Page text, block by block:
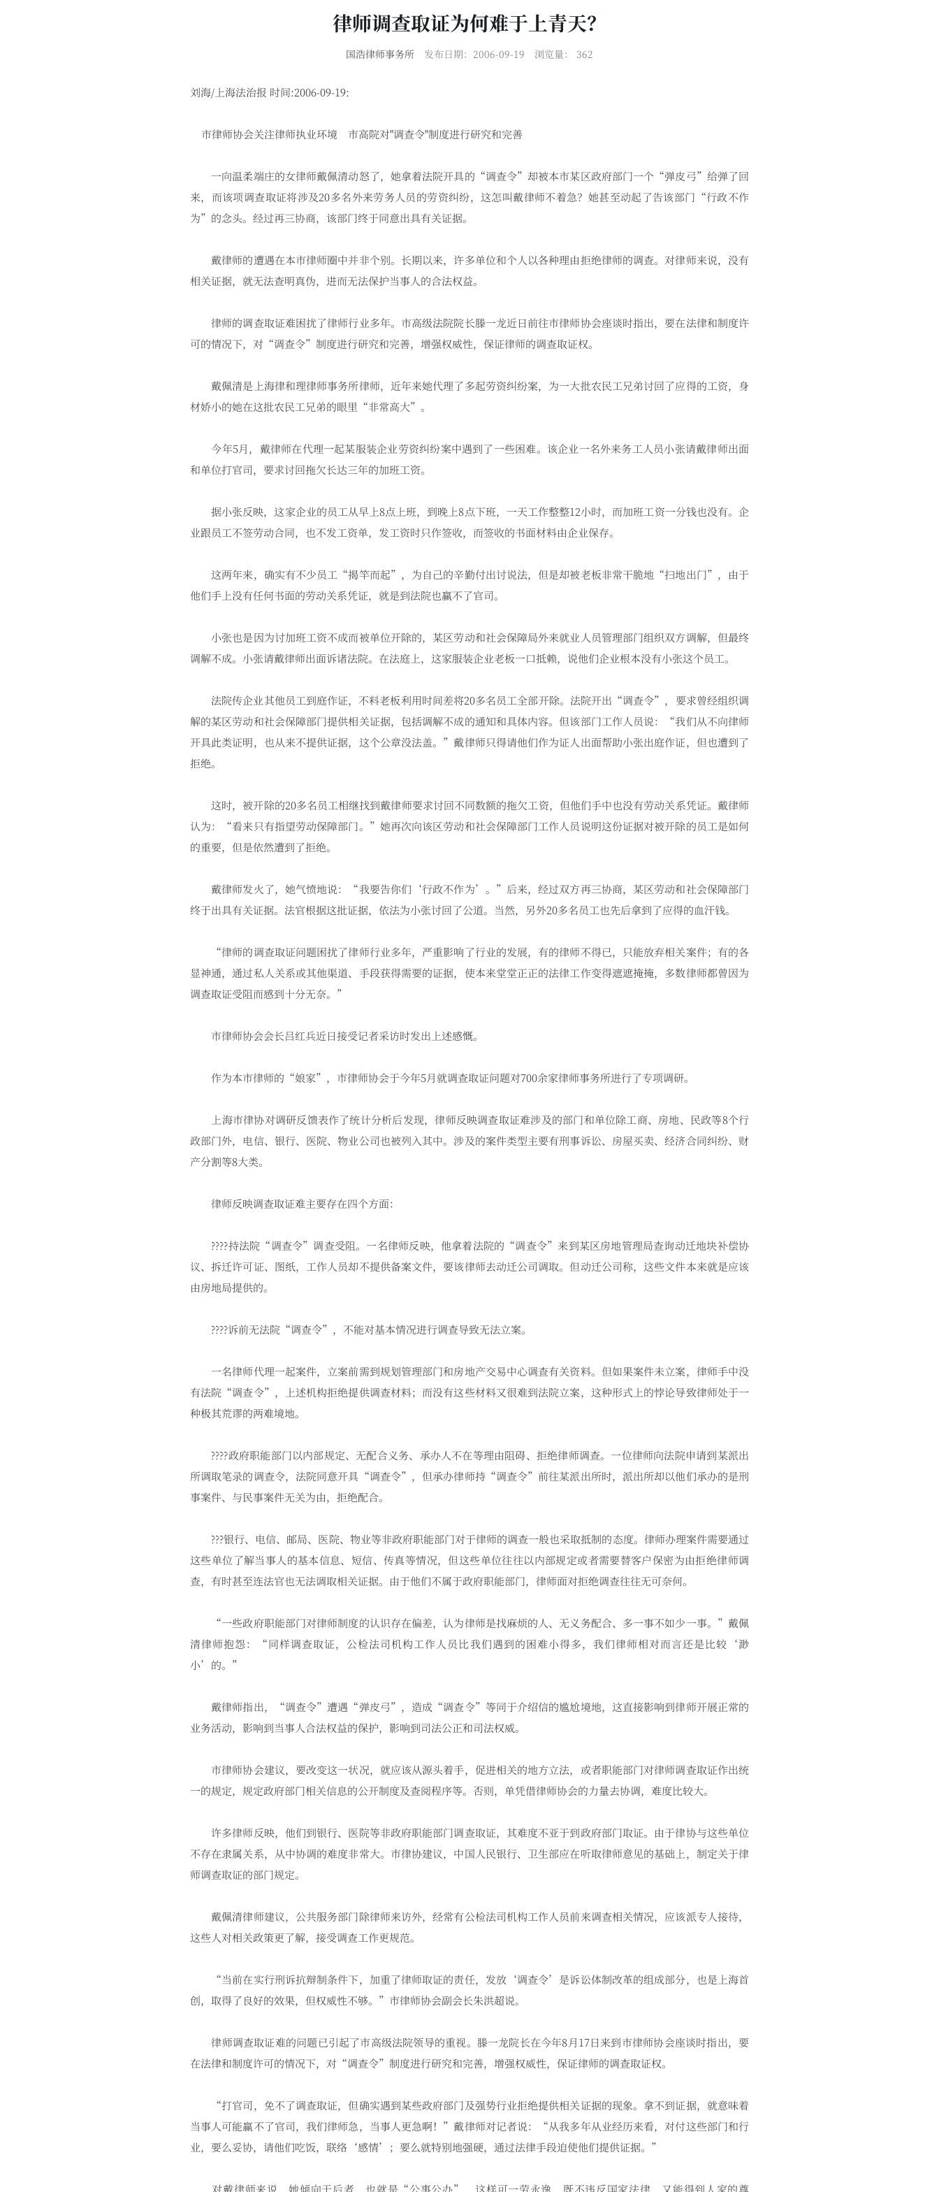
律师调查取证为何难于上青天？
国浩律师事务所 发布日期：2006-09-19 浏览量： 362
刘海/上海法治报 时间:2006-09-19:
市律师协会关注律师执业环境 市高院对"调查令"制度进行研究和完善
一向温柔端庄的女律师戴佩清动怒了，她拿着法院开具的“调查令”却被本市某区政府部门一个“弹皮弓”给弹了回
来，而该项调查取证将涉及20多名外来劳务人员的劳资纠纷，这怎叫戴律师不着急？她甚至动起了告该部门“行政不作
为”的念头。经过再三协商，该部门终于同意出具有关证据。
戴律师的遭遇在本市律师圈中并非个别。长期以来，许多单位和个人以各种理由拒绝律师的调查。对律师来说，没有
相关证据，就无法查明真伪，进而无法保护当事人的合法权益。
律师的调查取证难困扰了律师行业多年。市高级法院院长滕一龙近日前往市律师协会座谈时指出，要在法律和制度许
可的情况下，对“调查令”制度进行研究和完善，增强权威性，保证律师的调查取证权。
戴佩清是上海律和理律师事务所律师，近年来她代理了多起劳资纠纷案，为一大批农民工兄弟讨回了应得的工资，身
材娇小的她在这批农民工兄弟的眼里“非常高大”。
今年5月，戴律师在代理一起某服装企业劳资纠纷案中遇到了一些困难。该企业一名外来务工人员小张请戴律师出面
和单位打官司，要求讨回拖欠长达三年的加班工资。
据小张反映，这家企业的员工从早上8点上班，到晚上8点下班，一天工作整整12小时，而加班工资一分钱也没有。企
业跟员工不签劳动合同，也不发工资单，发工资时只作签收，而签收的书面材料由企业保存。
这两年来，确实有不少员工“揭竿而起”，为自己的辛勤付出讨说法，但是却被老板非常干脆地“扫地出门”，由于
他们手上没有任何书面的劳动关系凭证，就是到法院也赢不了官司。
小张也是因为讨加班工资不成而被单位开除的，某区劳动和社会保障局外来就业人员管理部门组织双方调解，但最终
调解不成。小张请戴律师出面诉诸法院。在法庭上，这家服装企业老板一口抵赖，说他们企业根本没有小张这个员工。
法院传企业其他员工到庭作证，不料老板利用时间差将20多名员工全部开除。法院开出“调查令”，要求曾经组织调
解的某区劳动和社会保障部门提供相关证据，包括调解不成的通知和具体内容。但该部门工作人员说：“我们从不向律师
开具此类证明，也从来不提供证据，这个公章没法盖。”戴律师只得请他们作为证人出面帮助小张出庭作证，但也遭到了
拒绝。
这时，被开除的20多名员工相继找到戴律师要求讨回不同数额的拖欠工资，但他们手中也没有劳动关系凭证。戴律师
认为：“看来只有指望劳动保障部门。”她再次向该区劳动和社会保障部门工作人员说明这份证据对被开除的员工是如何
的重要，但是依然遭到了拒绝。
戴律师发火了，她气愤地说：“我要告你们‘行政不作为’。”后来，经过双方再三协商，某区劳动和社会保障部门
终于出具有关证据。法官根据这批证据，依法为小张讨回了公道。当然，另外20多名员工也先后拿到了应得的血汗钱。
“律师的调查取证问题困扰了律师行业多年，严重影响了行业的发展，有的律师不得已，只能放弃相关案件；有的各
显神通，通过私人关系或其他渠道、手段获得需要的证据，使本来堂堂正正的法律工作变得遮遮掩掩，多数律师都曾因为
调查取证受阻而感到十分无奈。”
市律师协会会长吕红兵近日接受记者采访时发出上述感慨。
作为本市律师的“娘家”，市律师协会于今年5月就调查取证问题对700余家律师事务所进行了专项调研。
上海市律协对调研反馈表作了统计分析后发现，律师反映调查取证难涉及的部门和单位除工商、房地、民政等8个行
政部门外，电信、银行、医院、物业公司也被列入其中。涉及的案件类型主要有刑事诉讼、房屋买卖、经济合同纠纷、财
产分割等8大类。
律师反映调查取证难主要存在四个方面：
????持法院“调查令”调查受阻。一名律师反映，他拿着法院的“调查令”来到某区房地管理局查询动迁地块补偿协
议、拆迁许可证、图纸，工作人员却不提供备案文件，要该律师去动迁公司调取。但动迁公司称，这些文件本来就是应该
由房地局提供的。
????诉前无法院“调查令”，不能对基本情况进行调查导致无法立案。
一名律师代理一起案件，立案前需到规划管理部门和房地产交易中心调查有关资料。但如果案件未立案，律师手中没
有法院“调查令”，上述机构拒绝提供调查材料；而没有这些材料又很难到法院立案，这种形式上的悖论导致律师处于一
种极其荒谬的两难境地。
????政府职能部门以内部规定、无配合义务、承办人不在等理由阻碍、拒绝律师调查。一位律师向法院申请到某派出
所调取笔录的调查令，法院同意开具“调查令”，但承办律师持“调查令”前往某派出所时，派出所却以他们承办的是刑
事案件、与民事案件无关为由，拒绝配合。
???银行、电信、邮局、医院、物业等非政府职能部门对于律师的调查一般也采取抵制的态度。律师办理案件需要通过
这些单位了解当事人的基本信息、短信、传真等情况，但这些单位往往以内部规定或者需要替客户保密为由拒绝律师调
查，有时甚至连法官也无法调取相关证据。由于他们不属于政府职能部门，律师面对拒绝调查往往无可奈何。
“一些政府职能部门对律师制度的认识存在偏差，认为律师是找麻烦的人、无义务配合、多一事不如少一事。”戴佩
清律师抱怨：“同样调查取证，公检法司机构工作人员比我们遇到的困难小得多，我们律师相对而言还是比较‘渺
小’的。”
戴律师指出，“调查令”遭遇“弹皮弓”，造成“调查令”等同于介绍信的尴尬境地，这直接影响到律师开展正常的
业务活动，影响到当事人合法权益的保护，影响到司法公正和司法权威。
市律师协会建议，要改变这一状况，就应该从源头着手，促进相关的地方立法，或者职能部门对律师调查取证作出统
一的规定，规定政府部门相关信息的公开制度及查阅程序等。否则，单凭借律师协会的力量去协调，难度比较大。
许多律师反映，他们到银行、医院等非政府职能部门调查取证，其难度不亚于到政府部门取证。由于律协与这些单位
不存在隶属关系，从中协调的难度非常大。市律协建议，中国人民银行、卫生部应在听取律师意见的基础上，制定关于律
师调查取证的部门规定。
戴佩清律师建议，公共服务部门除律师来访外，经常有公检法司机构工作人员前来调查相关情况，应该派专人接待，
这些人对相关政策更了解，接受调查工作更规范。
“当前在实行刑诉抗辩制条件下，加重了律师取证的责任，发放‘调查令’是诉讼体制改革的组成部分，也是上海首
创，取得了良好的效果，但权威性不够。”市律师协会副会长朱洪超说。
律师调查取证难的问题已引起了市高级法院领导的重视。滕一龙院长在今年8月17日来到市律师协会座谈时指出，要
在法律和制度许可的情况下，对“调查令”制度进行研究和完善，增强权威性，保证律师的调查取证权。
“打官司，免不了调查取证，但确实遇到某些政府部门及强势行业拒绝提供相关证据的现象。拿不到证据，就意味着
当事人可能赢不了官司，我们律师急，当事人更急啊！”戴律师对记者说：“从我多年从业经历来看，对付这些部门和行
业，要么妥协，请他们吃饭，联络‘感情’；要么就特别地强硬，通过法律手段迫使他们提供证据。”